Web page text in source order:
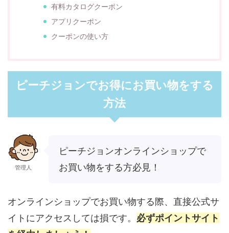
有料カタログクーポン
アプリクーポン
クーポンの使い方
ピーチジョンでお得にお買い物をする
方法
管理人
ピーチジョンオンラインショップで
お買い物をする方必見！
オンラインショップでお買い物する際、直接公式サ
イトにアクセスしては損です。 必ずポイントサイト